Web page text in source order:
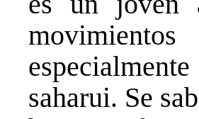
saharui. Se